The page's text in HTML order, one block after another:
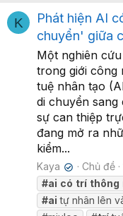
K
Phát hiện AI
chuyển' giữa
Một nghiên
trong giới công
tuệ nhân tạo
di chuyển
sự can thiệp
đang mở ra
kiểm...
Kaya ✔ Chủ đề
#ai có trí thông
#ai tự nhân lên